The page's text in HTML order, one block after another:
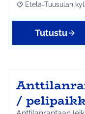
Rajaa tulokset
Etelä-Tuusulan
Tutustu
/